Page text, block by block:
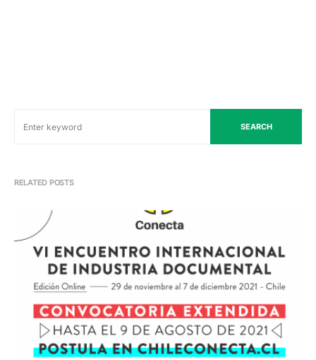
SEARCH
RELATED POSTS